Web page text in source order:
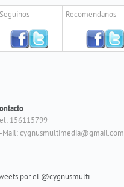
Seguinos Recomendanos
156115799
Mail: cygnusmultimedia@gmail.com
por el @cygnusmulti.